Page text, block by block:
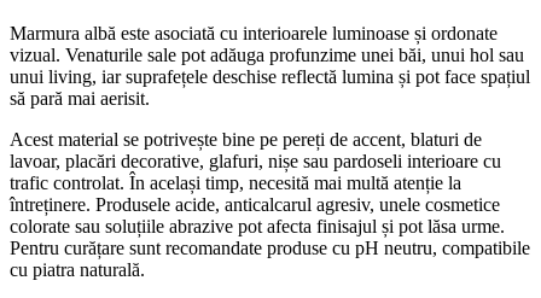
Marmura albă este asociată cu interioarele luminoase și ordonate
vizual. Venaturile sale pot adăuga profunzime unei băi, unui hol sau
unui living, iar suprafețele deschise reflectă lumina și pot face spațiul
să pară mai aerisit.
Acest material se potrivește bine pe pereți de accent, blaturi de
lavoar, placări decorative, glafuri, nișe sau pardoseli interioare cu
trafic controlat. În același timp, necesită mai multă atenție la
întreținere. Produsele acide, anticalcarul agresiv, unele cosmetice
colorate sau soluțiile abrazive pot afecta finisajul și pot lăsa urme.
Pentru curățare sunt recomandate produse cu pH neutru, compatibile
cu piatra naturală.